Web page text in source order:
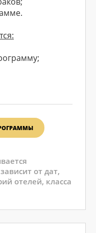
от дат,
отелей, класса